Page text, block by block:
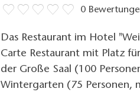
0
Das Restaurant im Hotel
Carte Restaurant mit Platz
der Große Saal (100
Wintergarten (75 Personen,